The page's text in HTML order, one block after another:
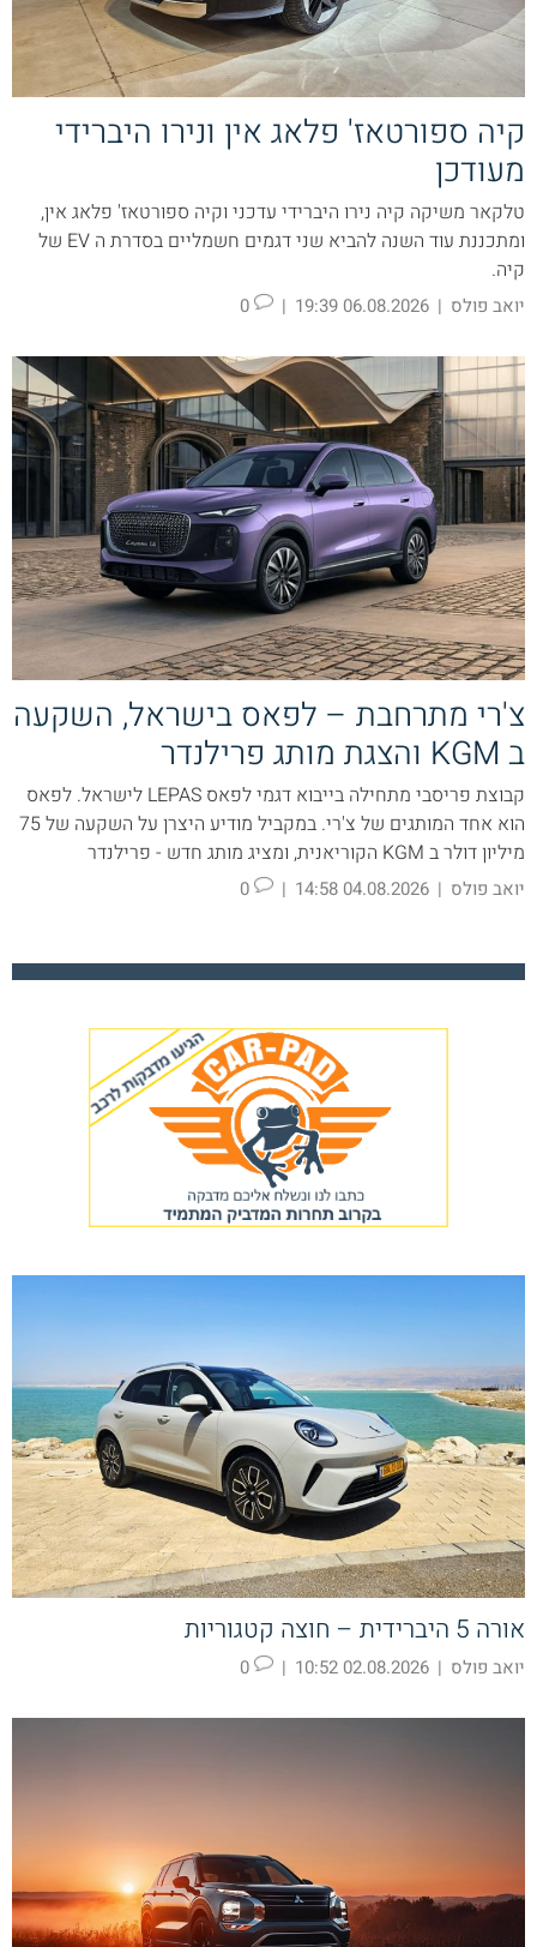
קיה ספורטאז' פלאג אין ונירו היברידי
מעודכן
טלקאר משיקה קיה נירו היברידי עדכני וקיה ספורטאז' פלאג אין,
ומתכננת עוד השנה להביא שני דגמים חשמליים בסדרת ה EV של
קיה.
יואב פולס |
06.08.2026 19:39
|
צ'רי מתרחבת – לפאס בישראל, השקעה
ב KGM והצגת מותג פרילנדר
קבוצת פריסבי מתחילה בייבוא דגמי לפאס LEPAS לישראל. לפאס
הוא אחד המותגים של צ'רי. במקביל מודיע היצרן על השקעה של 75
מיליון דולר ב KGM הקוריאנית, ומציג מותג חדש - פרילנדר
יואב פולס |
04.08.2026 14:58
|
אורה 5 היברידית – חוצה קטגוריות
יואב פולס |
02.08.2026 10:52
|